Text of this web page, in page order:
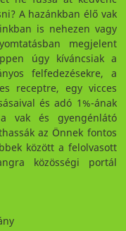
A hazánkban élő vak
is nehezen vagy
megjelent
úgy kíváncsiak a
felfedezésekre, a
receptre, egy vicces
és adó 1%-ának
vak és gyengénlátó
az Önnek fontos
között a felolvasott
közösségi portál